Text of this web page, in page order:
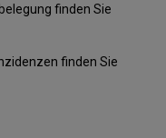
finden Sie
finden Sie